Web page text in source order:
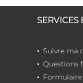
SERVICES
Suivre ma
Questions